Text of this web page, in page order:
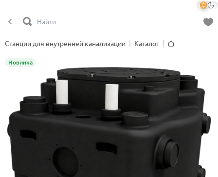
Станции для внутренней канализации
Каталог
Новинка